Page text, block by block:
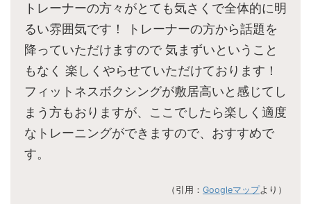
トレーナーの方々がとても気さくで全体的に明
るい雰囲気です！ トレーナーの方から話題を
降っていただけますので 気まずいということ
もなく 楽しくやらせていただけております！
フィットネスボクシングが敷居高いと感じてし
まう方もおりますが、ここでしたら楽しく適度
なトレーニングができますので、おすすめで
す。
（引用： Googleマップより）